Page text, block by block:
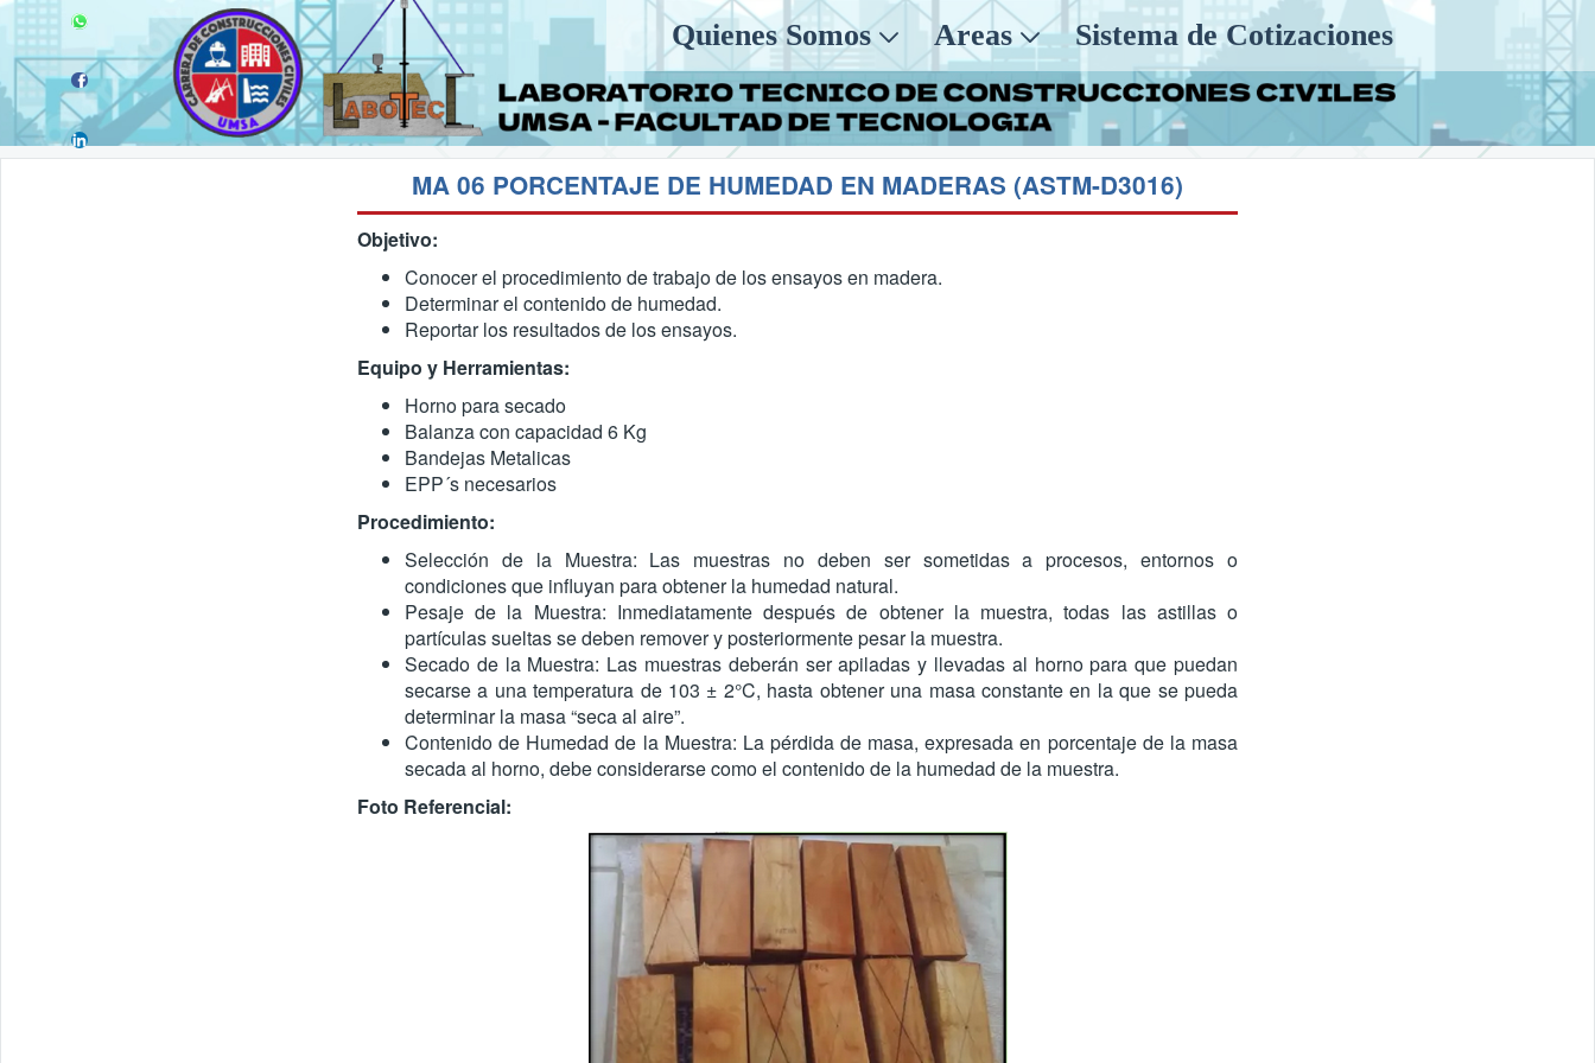
Quienes Somos Areas Sistema de Cotizaciones
MA 06 PORCENTAJE DE HUMEDAD EN MADERAS (ASTM-D3016)
Objetivo:
Conocer el procedimiento de trabajo de los ensayos en madera.
Determinar el contenido de humedad.
Reportar los resultados de los ensayos.
Equipo y Herramientas:
Horno para secado
Balanza con capacidad 6 Kg
Bandejas Metalicas
EPP´s necesarios
Procedimiento:
Selección de la Muestra: Las muestras no deben ser sometidas a procesos, entornos o
condiciones que influyan para obtener la humedad natural.
Pesaje de la Muestra: Inmediatamente después de obtener la muestra, todas las astillas o
partículas sueltas se deben remover y posteriormente pesar la muestra.
Secado de la Muestra: Las muestras deberán ser apiladas y llevadas al horno para que puedan
secarse a una temperatura de 103 ± 2°C, hasta obtener una masa constante en la que se pueda
determinar la masa “seca al aire”.
Contenido de Humedad de la Muestra: La pérdida de masa, expresada en porcentaje de la masa
secada al horno, debe considerarse como el contenido de la humedad de la muestra.
Foto Referencial: